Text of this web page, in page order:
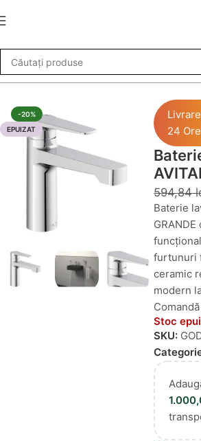
Baie»Baterii Baie»Baterie Lavoar
-20%
EPUIZAT
24 Ore
594,84
Baterie
furtunuri
ceramic
modern
Stoc
SKU: